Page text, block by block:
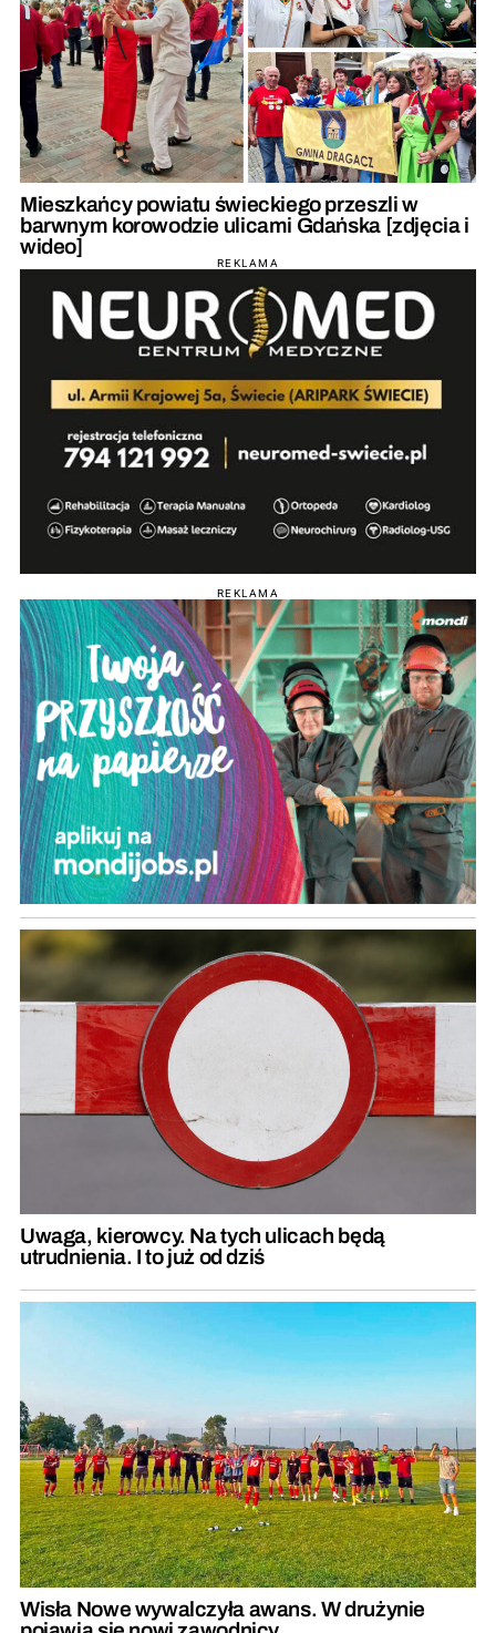
Mieszkańcy powiatu świeckiego przeszli w
barwnym korowodzie ulicami Gdańska [zdjęcia i
wideo]
REKLAMA
REKLAMA
Uwaga, kierowcy. Na tych ulicach będą
utrudnienia. I to już od dziś
Wisła Nowe wywalczyła awans. W drużynie